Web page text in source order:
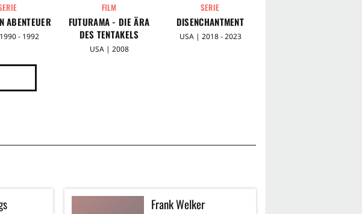
ABENTEUER
- 1992
FILM
FUTURAMA - DIE ÄRA
DES TENTAKELS
USA | 2008
SERIE
DISENCHANTMENT
USA | 2018 - 2023
Frank Welker